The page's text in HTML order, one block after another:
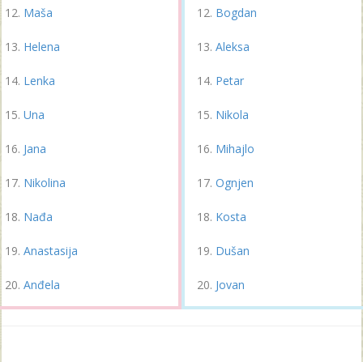
Maša
Helena
Lenka
Una
Jana
Nikolina
Nađa
Anastasija
Anđela
Bogdan
Aleksa
Petar
Nikola
Mihajlo
Ognjen
Kosta
Dušan
Jovan